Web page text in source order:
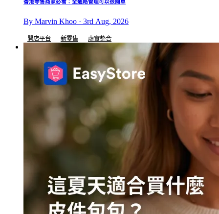
香港零售商家必看：全通路管理可以很簡單
By Marvin Khoo · 3rd Aug, 2026
開店平台 新零售 虛實整合